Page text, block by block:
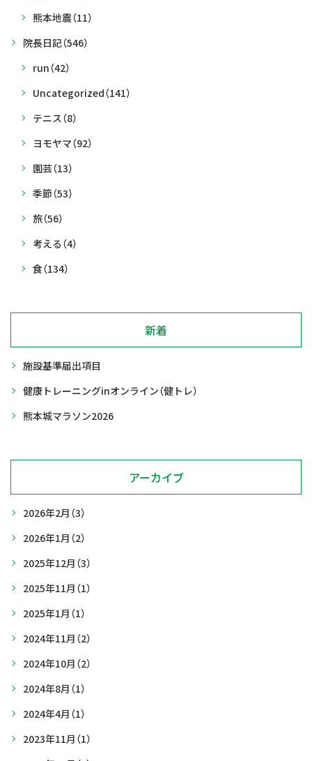
熊本地震（11）
院長日記（546）
run（42）
Uncategorized（141）
テニス（8）
ヨモヤマ（92）
園芸（13）
季節（53）
旅（56）
考える （4）
食（134）
新着
施設基準届出項目
健康トレーニングinオンライン（健トレ）
熊本城マラソン2026
アーカイブ
2026年2月 （3）
2026年1月 （2）
2025年12月 （3）
2025年11月 （1）
2025年1月 （1）
2024年11月 （2）
2024年10月 （2）
2024年8月 （1）
2024年4月 （1）
2023年11月 （1）